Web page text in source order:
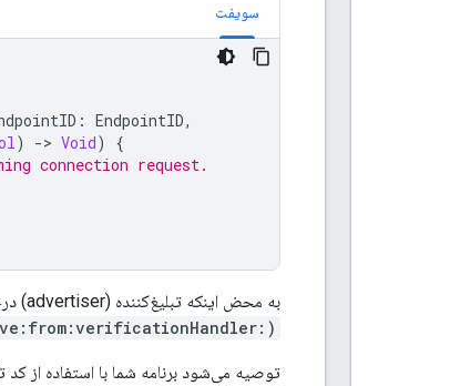
سویفت
: EndpointID,
) -> Void)
{
connection request.
به محض اینکه تبلیغ‌کننده (advertiser) درخواست را پذیرفت، هر دو طرف مطلع می‌شوند و باید اتصال را از طریق متد delegate به